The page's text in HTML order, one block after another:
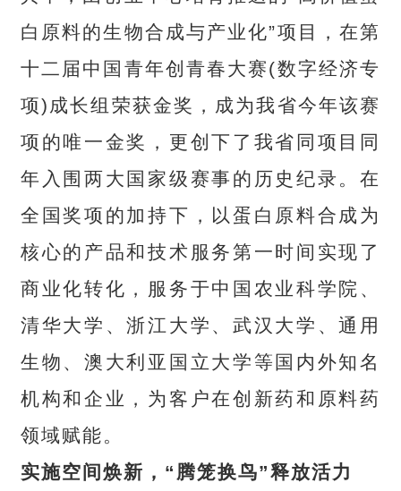
白原料的生物合成与产业化”项目，在第
十二届中国青年创青春大赛(数字经济专
项)成长组荣获金奖，成为我省今年该赛
项的唯一金奖，更创下了我省同项目同
年入围两大国家级赛事的历史纪录。在
全国奖项的加持下，以蛋白原料合成为
核心的产品和技术服务第一时间实现了
商业化转化，服务于中国农业科学院、
清华大学、浙江大学、武汉大学、通用
生物、澳大利亚国立大学等国内外知名
机构和企业，为客户在创新药和原料药
领域赋能。
实施空间焕新，“腾笼换鸟”释放活力